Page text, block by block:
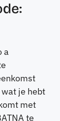
a
je hebt
met
te